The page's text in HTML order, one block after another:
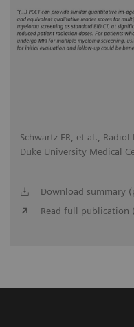
Schwartz FR, et al.,
Duke University Medical
Download summary
Read full publication